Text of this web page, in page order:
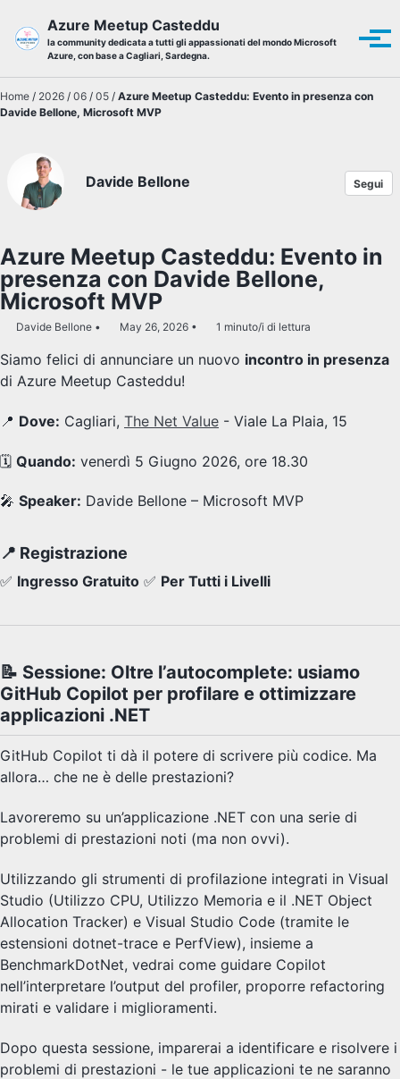
Azure Meetup Casteddu
la community dedicata a tutti gli appassionati del mondo Microsoft
Azure, con base a Cagliari, Sardegna.
Home / 2026 / 06 / 05 / Azure Meetup Casteddu: Evento in presenza con
Davide Bellone, Microsoft MVP
Davide Bellone Segui
Azure Meetup Casteddu: Evento in
presenza con Davide Bellone,
Microsoft MVP
Davide Bellone May 26, 2026 1 minuto/i di lettura
Siamo felici di annunciare un nuovo incontro in presenza
di Azure Meetup Casteddu!
📍 Dove: Cagliari, The Net Value - Viale La Plaia, 15
🗓️ Quando: venerdì 5 Giugno 2026, ore 18.30
🎤 Speaker: Davide Bellone – Microsoft MVP
📍 Registrazione
✅ Ingresso Gratuito ✅ Per Tutti i Livelli
📝 Sessione: Oltre l’autocomplete: usiamo
GitHub Copilot per profilare e ottimizzare
applicazioni .NET
GitHub Copilot ti dà il potere di scrivere più codice. Ma
allora… che ne è delle prestazioni?
Lavoreremo su un’applicazione .NET con una serie di
problemi di prestazioni noti (ma non ovvi).
Utilizzando gli strumenti di profilazione integrati in Visual
Studio (Utilizzo CPU, Utilizzo Memoria e il .NET Object
Allocation Tracker) e Visual Studio Code (tramite le
estensioni dotnet-trace e PerfView), insieme a
BenchmarkDotNet, vedrai come guidare Copilot
nell’interpretare l’output del profiler, proporre refactoring
mirati e validare i miglioramenti.
Dopo questa sessione, imparerai a identificare e risolvere i
problemi di prestazioni - le tue applicazioni te ne saranno